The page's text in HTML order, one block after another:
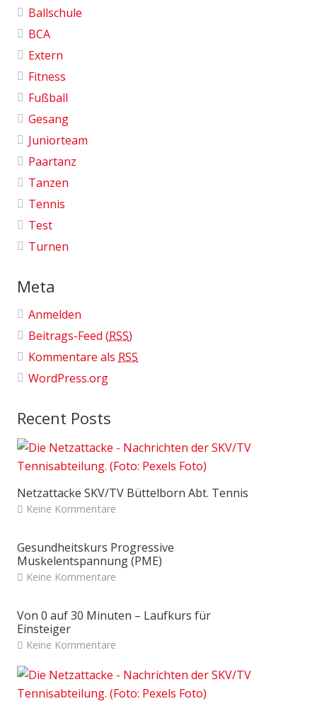
Ballschule
BCA
Extern
Fitness
Fußball
Gesang
Juniorteam
Paartanz
Tanzen
Tennis
Test
Turnen
Meta
Anmelden
Beitrags-Feed (RSS)
Kommentare als RSS
WordPress.org
Recent Posts
Netzattacke SKV/TV Büttelborn Abt. Tennis
Keine Kommentare
Gesundheitskurs Progressive
Muskelentspannung (PME)
Keine Kommentare
Von 0 auf 30 Minuten – Laufkurs für
Einsteiger
Keine Kommentare